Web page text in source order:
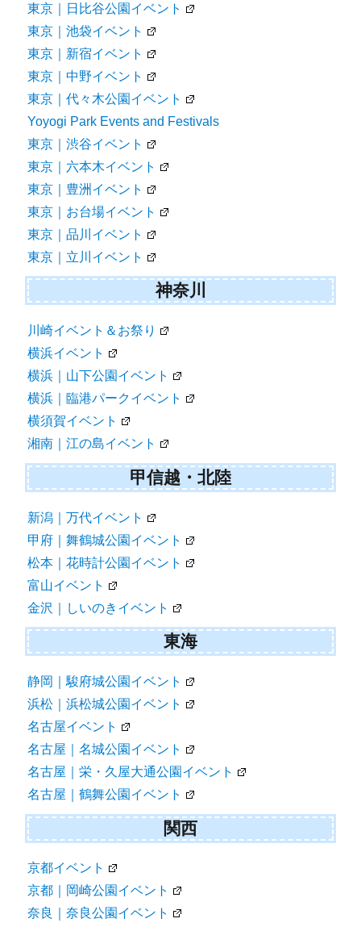
東京｜日比谷公園イベント
東京｜池袋イベント
東京｜新宿イベント
東京｜中野イベント
東京｜代々木公園イベント
Yoyogi Park Events and Festivals
東京｜渋谷イベント
東京｜六本木イベント
東京｜豊洲イベント
東京｜お台場イベント
東京｜品川イベント
東京｜立川イベント
神奈川
川崎イベント＆お祭り
横浜イベント
横浜｜山下公園イベント
横浜｜臨港パークイベント
横須賀イベント
湘南｜江の島イベント
甲信越・北陸
新潟｜万代イベント
甲府｜舞鶴城公園イベント
松本｜花時計公園イベント
富山イベント
金沢｜しいのきイベント
東海
静岡｜駿府城公園イベント
浜松｜浜松城公園イベント
名古屋イベント
名古屋｜名城公園イベント
名古屋｜栄・久屋大通公園イベント
名古屋｜鶴舞公園イベント
関西
京都イベント
京都｜岡崎公園イベント
奈良｜奈良公園イベント